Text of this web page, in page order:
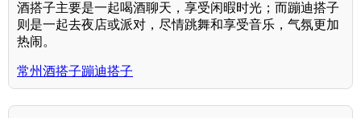
酒搭子主要是一起喝酒聊天，享受闲暇时光；而蹦迪搭子
则是一起去夜店或派对，尽情跳舞和享受音乐，气氛更加
热闹。
常州酒搭子蹦迪搭子